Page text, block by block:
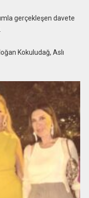
gerçekleşen davete
Kokuludağ, Aslı